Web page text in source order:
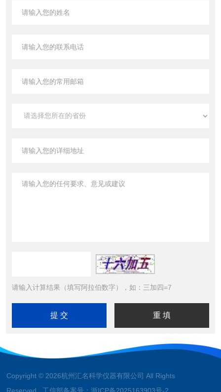
请输入计算结果（填写阿拉伯数字），如：三加四=7
Copyright © 2026杭州汇名科学仪器有限公司 All Rights